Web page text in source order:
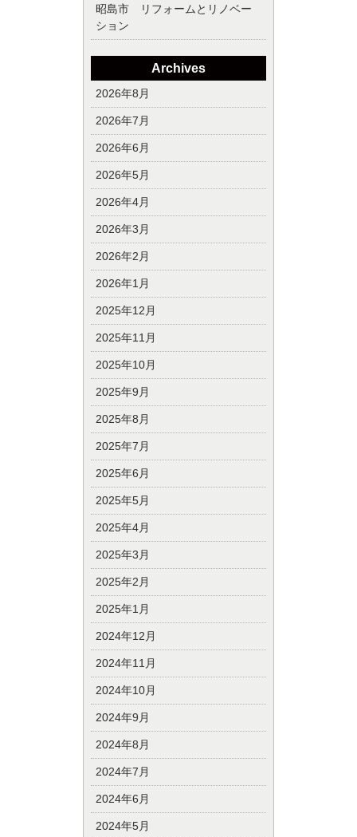
昭島市 リフォームとリノベー
ション
Archives
2026年8月
2026年7月
2026年6月
2026年5月
2026年4月
2026年3月
2026年2月
2026年1月
2025年12月
2025年11月
2025年10月
2025年9月
2025年8月
2025年7月
2025年6月
2025年5月
2025年4月
2025年3月
2025年2月
2025年1月
2024年12月
2024年11月
2024年10月
2024年9月
2024年8月
2024年7月
2024年6月
2024年5月